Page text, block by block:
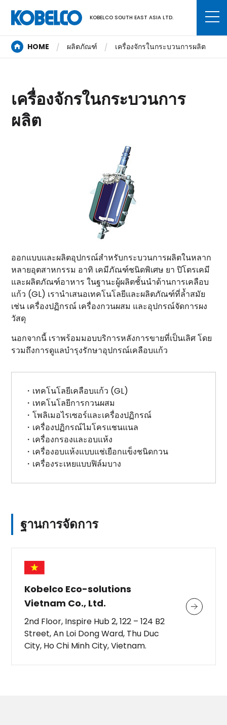
KOBELCO SOUTH EAST ASIA LTD.
HOME ผลิตภัณฑ์ เครื่องจักรในกระบวนการผลิต
เครื่องจักรในกระบวนการ
ผลิต
ออกแบบและผลิตอุปกรณ์สำหรับกระบวนการผลิตในหลาก
หลายอุตสาหกรรม อาทิ เคมีภัณฑ์ชนิดพิเศษ ยา ปิโตรเคมี
และผลิตภัณฑ์อาหาร ในฐานะผู้ผลิตชั้นนำด้านการเคลือบ
แก้ว (GL) เรานำเสนอเทคโนโลยีและผลิตภัณฑ์ที่ล้ำสมัย
เช่น เครื่องปฏิกรณ์ เครื่องกวนผสม และอุปกรณ์จัดการผง
วัสดุ
นอกจากนี้ เราพร้อมมอบบริการหลังการขายที่เป็นเลิศ โดย
รวมถึงการดูแลบำรุงรักษาอุปกรณ์เคลือบแก้ว
・เทคโนโลยีเคลือบแก้ว (GL)
・เทคโนโลยีการกวนผสม
・โพลิเมอไรเซอร์และเครื่องปฏิกรณ์
・เครื่องปฏิกรณ์ไมโครแชนแนล
・เครื่องกรองและอบแห้ง
・เครื่องอบแห้งแบบแช่เยือกแข็งชนิดกวน
・เครื่องระเหยแบบฟิล์มบาง
ฐานการจัดการ
Kobelco Eco-solutions
Vietnam Co., Ltd.
2nd Floor, Inspire Hub 2, 122 – 124 B2
Street, An Loi Dong Ward, Thu Duc
City, Ho Chi Minh City, Vietnam.